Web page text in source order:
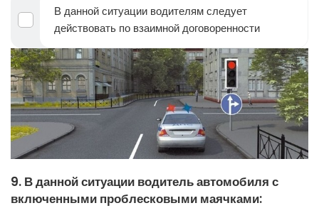
В данной ситуации водителям следует
действовать по взаимной договоренности
9. В данной ситуации водитель автомобиля с
включенными проблесковыми маячками: